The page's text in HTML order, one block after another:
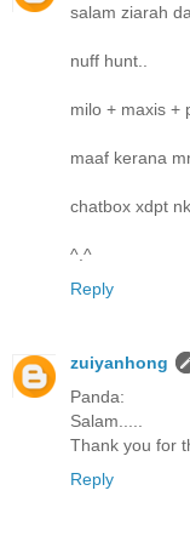
salam ziarah
nuff hunt..
milo + maxis +
maaf kerana
chatbox xdpt nk
^.^
Reply
zuiyanhong
Panda:
Salam.....
Thank you for
Reply